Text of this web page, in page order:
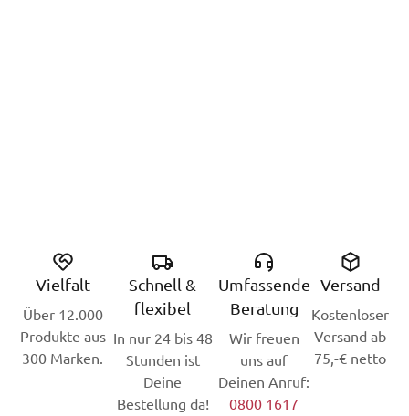
Vielfalt
Über 12.000
Produkte aus
300 Marken.
Schnell &
flexibel
In nur 24 bis 48
Stunden ist
Deine
Bestellung da!
Umfassende
Beratung
Wir freuen
uns auf
Deinen Anruf:
0800 1617
Versand
Kostenloser
Versand ab
75,-€ netto